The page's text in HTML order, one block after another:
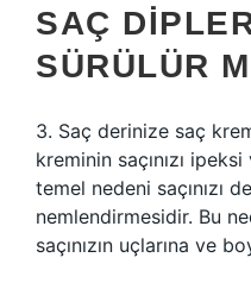
SAÇ
SÜRÜLÜR
3. Saç derinize saç
kreminin saçınızı
temel nedeni saçınızı
nemlendirmesidir. Bu
saçınızın uçlarına ve